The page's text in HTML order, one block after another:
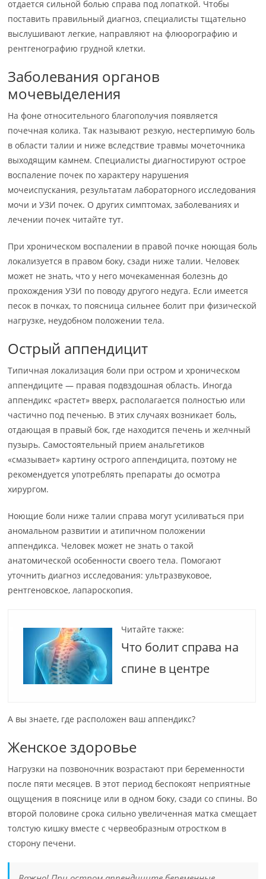
отдается сильной болью справа под лопаткой. Чтобы
поставить правильный диагноз, специалисты тщательно
выслушивают легкие, направляют на флюорографию и
рентгенографию грудной клетки.
Заболевания органов
мочевыделения
На фоне относительного благополучия появляется
почечная колика. Так называют резкую, нестерпимую боль
в области талии и ниже вследствие травмы мочеточника
выходящим камнем. Специалисты диагностируют острое
воспаление почек по характеру нарушения
мочеиспускания, результатам лабораторного исследования
мочи и УЗИ почек. О других симптомах, заболеваниях и
лечении почек читайте тут.
При хроническом воспалении в правой почке ноющая боль
локализуется в правом боку, сзади ниже талии. Человек
может не знать, что у него мочекаменная болезнь до
прохождения УЗИ по поводу другого недуга. Если имеется
песок в почках, то поясница сильнее болит при физической
нагрузке, неудобном положении тела.
Острый аппендицит
Типичная локализация боли при остром и хроническом
аппендиците — правая подвздошная область. Иногда
аппендикс «растет» вверх, располагается полностью или
частично под печенью. В этих случаях возникает боль,
отдающая в правый бок, где находится печень и желчный
пузырь. Самостоятельный прием анальгетиков
«смазывает» картину острого аппендицита, поэтому не
рекомендуется употреблять препараты до осмотра
хирургом.
Ноющие боли ниже талии справа могут усиливаться при
аномальном развитии и атипичном положении
аппендикса. Человек может не знать о такой
анатомической особенности своего тела. Помогают
уточнить диагноз исследования: ультразвуковое,
рентгеновское, лапароскопия.
Читайте также:
Что болит справа на
спине в центре
А вы знаете, где расположен ваш аппендикс?
Женское здоровье
Нагрузки на позвоночник возрастают при беременности
после пяти месяцев. В этот период беспокоят неприятные
ощущения в пояснице или в одном боку, сзади со спины. Во
второй половине срока сильно увеличенная матка смещает
толстую кишку вместе с червеобразным отростком в
сторону печени.